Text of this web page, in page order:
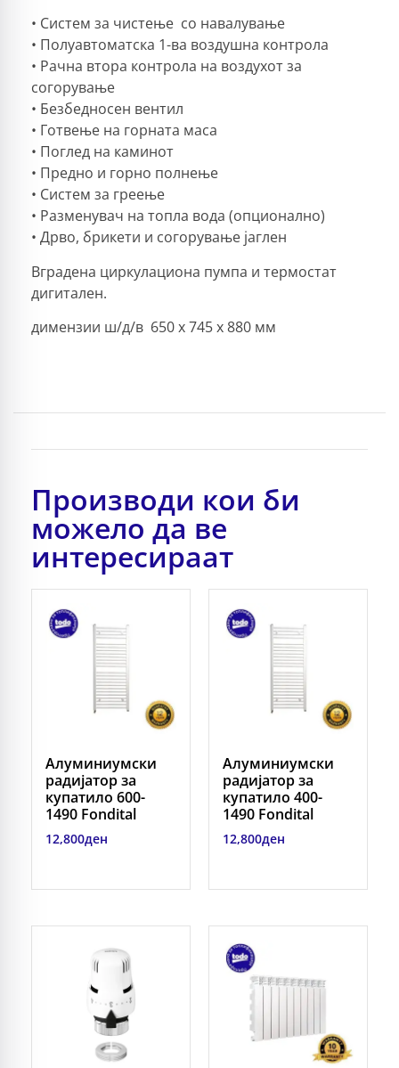
• Систем за чистење со навалување
• Полуавтоматска 1-ва воздушна контрола
• Рачна втора контрола на воздухот за
согорување
• Безбедносен вентил
• Готвење на горната маса
• Поглед на каминот
• Предно и горно полнење
• Систем за греење
• Разменувач на топла вода (опционално)
• Дрво, брикети и согорување јаглен
Вградена циркулациона пумпа и термостат
дигитален.
димензии ш/д/в 650 x 745 x 880 мм
Производи кои би
можело да ве
интересираат
Алуминиумски
радијатор за
купатило 600-
1490 Fondital
12,800ден
Алуминиумски
радијатор за
купатило 400-
1490 Fondital
12,800ден